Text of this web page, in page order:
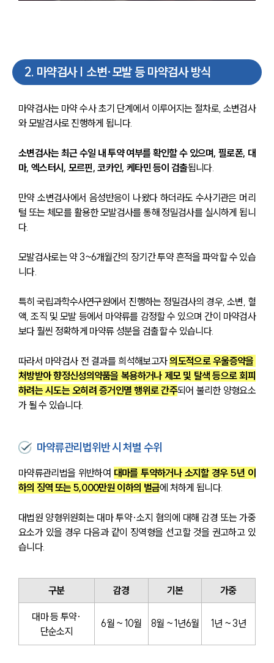
2. 마약검사 | 소변·모발 등 마약검사 방식
마약검사는 마약 수사 초기 단계에서 이루어지는 절차로, 소변검사
와 모발검사로 진행하게 됩니다.
소변검사는 최근 수일 내 투약 여부를 확인할 수 있으며, 필로폰, 대
마, 엑스터시, 모르핀, 코카인, 케타민 등이 검출됩니다.
만약 소변검사에서 음성반응이 나왔다 하더라도 수사기관은 머리
털 또는 체모를 활용한 모발검사를 통해 정밀검사를 실시하게 됩니
다.
모발검사로는 약 3~6개월간의 장기간 투약 흔적을 파악할 수 있습
니다.
특히 국립과학수사연구원에서 진행하는 정밀검사의 경우, 소변, 혈
액, 조직 및 모발 등에서 마약류를 감정할 수 있으며 간이 마약검사
보다 훨씬 정확하게 마약류 성분을 검출할 수 있습니다.
따라서 마약검사 전 결과를 희석해보고자 의도적으로 우울증약을
처방받아 향정신성의약품을 복용하거나 제모 및 탈색 등으로 회피
하려는 시도는 오히려 증거인멸 행위로 간주되어 불리한 양형요소
가 될 수 있습니다.
마약류관리법위반 시 처벌 수위
마약류관리법을 위반하여 대마를 투약하거나 소지할 경우 5년 이
하의 징역 또는 5,000만원 이하의 벌금에 처하게 됩니다.
대법원 양형위원회는 대마 투약·소지 혐의에 대해 감경 또는 가중
요소가 있을 경우 다음과 같이 징역형을 선고할 것을 권고하고 있
습니다.
구분 감경 기본 가중
대마 등 투약·
단순소지
6월 ~ 10월 8월 ~ 1년6월 1년 ~ 3년